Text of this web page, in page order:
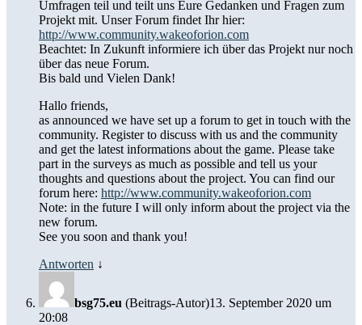
Umfragen teil und teilt uns Eure Gedanken und Fragen zum
Projekt mit. Unser Forum findet Ihr hier:
http://www.community.wakeoforion.com
Beachtet: In Zukunft informiere ich über das Projekt nur noch
über das neue Forum.
Bis bald und Vielen Dank!
Hallo friends,
as announced we have set up a forum to get in touch with the
community. Register to discuss with us and the community
and get the latest informations about the game. Please take
part in the surveys as much as possible and tell us your
thoughts and questions about the project. You can find our
forum here: http://www.community.wakeoforion.com
Note: in the future I will only inform about the project via the
new forum.
See you soon and thank you!
Antworten ↓
bsg75.eu (Beitrags-Autor)13. September 2020 um
20:08